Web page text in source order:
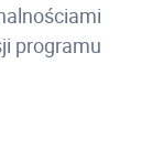
programu